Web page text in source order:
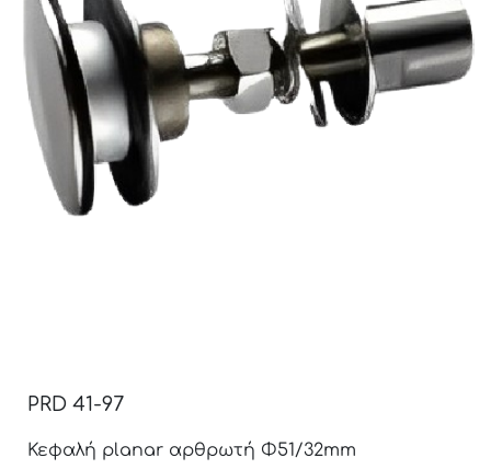
PRD 41-97
Κεφαλή planar αρθρωτή Φ51/32mm